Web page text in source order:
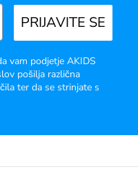
PRIJAVITE SE
vam podjetje AKIDS
pošilja različna
ter da se strinjate s